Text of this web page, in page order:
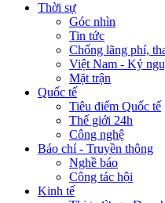
Thời sự
Góc nhìn
Tin tức
Chống lãng phí,
Việt Nam - Kỷ
Mặt trận
Quốc tế
Tiêu điểm Quốc tế
Thế giới 24h
Công nghệ
Báo chí - Truyền thông
Nghề báo
Công tác hội
Kinh tế